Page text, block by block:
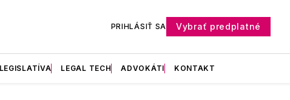
PRIHLÁSIŤ SA Vybrať predplatné
LEGISLATÍVA LEGAL TECH ADVOKÁTI KONTAKT